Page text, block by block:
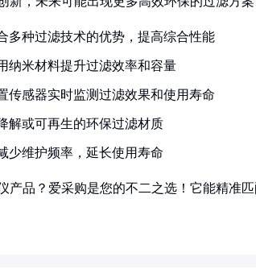
多种过滤技术的优势，提高综合性能
纳米材料提升过滤效率和容量
传感器实时监测过滤效果和使用寿命
解或可再生的环保过滤材质
少维护频率，延长使用寿命
产品？爱采购是您的不二之选！它能精准